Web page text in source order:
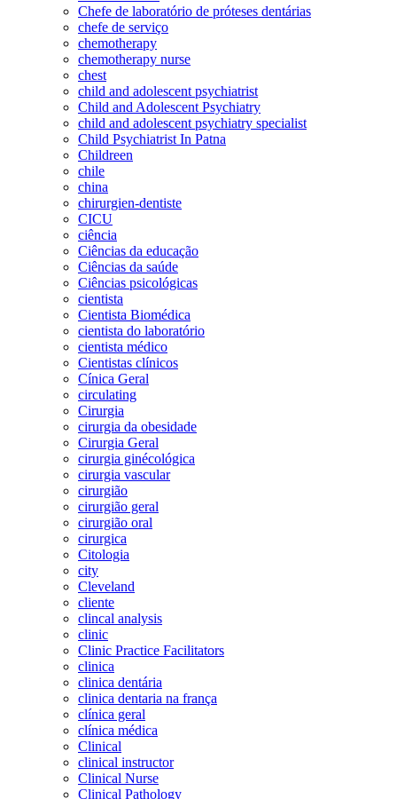
Chefe de laboratório de próteses dentárias
chefe de serviço
chemotherapy
chemotherapy nurse
chest
child and adolescent psychiatrist
Child and Adolescent Psychiatry
child and adolescent psychiatry specialist
Child Psychiatrist In Patna
Childreen
chile
china
chirurgien-dentiste
CICU
ciência
Ciências da educação
Ciências da saúde
Ciências psicológicas
cientista
Cientista Biomédica
cientista do laboratório
cientista médico
Cientistas clínicos
Cínica Geral
circulating
Cirurgia
cirurgia da obesidade
Cirurgia Geral
cirurgia ginécológica
cirurgia vascular
cirurgião
cirurgião geral
cirurgião oral
cirurgica
Citologia
city
Cleveland
cliente
clincal analysis
clinic
Clinic Practice Facilitators
clinica
clinica dentária
clinica dentaria na frança
clínica geral
clínica médica
Clinical
clinical instructor
Clinical Nurse
Clinical Pathology